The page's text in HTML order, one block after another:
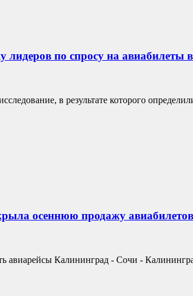
по спросу на авиабилеты
в результате которого
осеннюю продажу
авиарейсы Калининград - Сочи -